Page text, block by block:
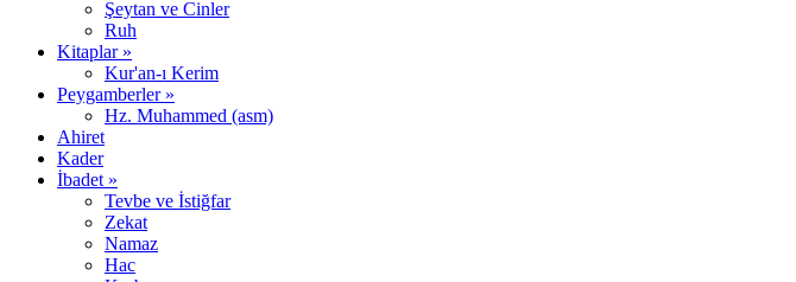
Şeytan ve Cinler
Ruh
Kitaplar »
Kur'an-ı Kerim
Peygamberler »
Hz. Muhammed (asm)
Ahiret
Kader
İbadet »
Tevbe ve İstiğfar
Zekat
Namaz
Hac